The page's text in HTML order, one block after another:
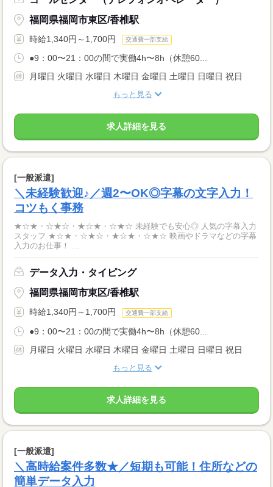
福岡県福岡市東区/香椎駅
時給1,340円～1,700円 交通費一部支給
●9：00〜21：00の間で実働4h〜8h（休憩60...
月曜日 火曜日 水曜日 木曜日 金曜日 土曜日 日曜日 祝日
もっと見る
求人詳細を見る
[一般派遣]
＼未経験歓迎♪／週2〜OK◎字幕の文字入力！
コツもく事務
★☆★・☆★☆・★☆★・☆★☆ 未経験でも安心◎ 人気の字幕入力
スタッフ ★☆★・☆★☆・★☆★・☆★☆ 映画やドラマなどの字幕
入力のお仕事！ ...
データ入力・タイピング
福岡県福岡市東区/香椎駅
時給1,340円～1,700円 交通費一部支給
●9：00〜21：00の間で実働4h〜8h（休憩60...
月曜日 火曜日 水曜日 木曜日 金曜日 土曜日 日曜日 祝日
もっと見る
求人詳細を見る
[一般派遣]
＼高時給案件多数★／短期も可能！住所などの
簡単データ入力